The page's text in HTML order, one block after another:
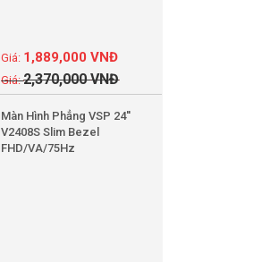
2,370,000VNĐ
1,889,000VNĐ
Màn Hình Phẳng VSP 24''
V2408S Slim Bezel
FHD/VA/75Hz